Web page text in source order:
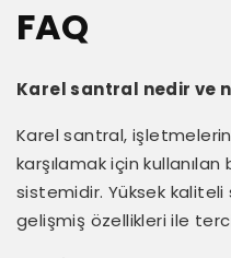
FAQ
Karel santral nedir ve
Karel santral,
karşılamak için
sistemidir. Yüksek
gelişmiş özellikleri ile